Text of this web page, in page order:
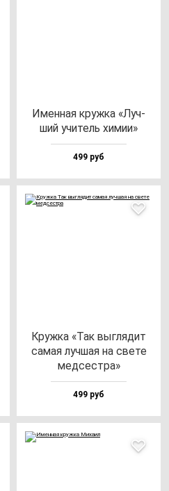
Имен­ная круж­ка «Луч­
ший учи­тель хи­мии»
499 руб
Круж­ка «Так выг­ля­дит
са­мая луч­шая на све­те
мед­сес­тра»
499 руб